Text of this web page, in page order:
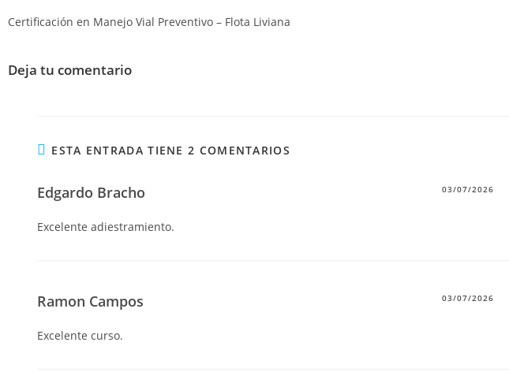
Certificación en Manejo Vial Preventivo – Flota Liviana
Deja tu comentario
ESTA ENTRADA TIENE 2 COMENTARIOS
Edgardo Bracho 03/07/2026
Excelente adiestramiento.
Ramon Campos 03/07/2026
Excelente curso.